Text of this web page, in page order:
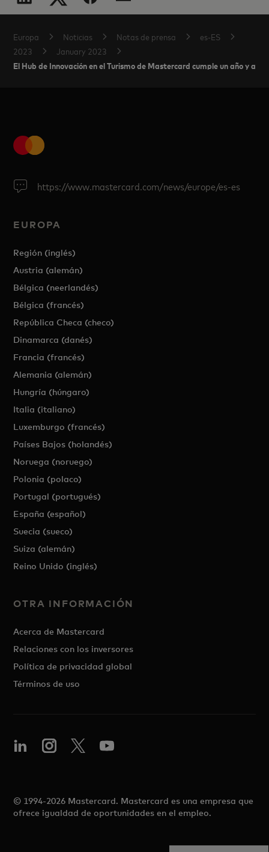
Europa Noticias Notas de prensa
es-ES
2023
January 2023
El Hub de Innovación en el Turismo de Mastercard cumple un año y
https://www.mastercard.com/news/europe/es-es
EUROPA
Región (inglés)
Austria (alemán)
Bélgica (neerlandés)
Bélgica (francés)
República Checa (checo)
Dinamarca (danés)
Francia (francés)
Alemania (alemán)
Hungría (húngaro)
Italia (italiano)
Luxemburgo (francés)
Países Bajos (holandés)
Noruega (noruego)
Polonia (polaco)
Portugal (portugués)
España (español)
Suecia (sueco)
Suiza (alemán)
Reino Unido (inglés)
OTRA INFORMACIÓN
Acerca de Mastercard
Relaciones con los inversores
Política de privacidad global
Términos de uso
© 1994-2026 Mastercard. Mastercard es una empresa que
ofrece igualdad de oportunidades en el empleo.